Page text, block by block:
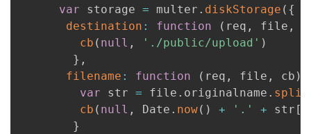
var storage = multer . diskStorage ( {
destination : function ( req , file ,
cb ( null , './public/upload' )
} ,
filename : function ( req , file , cb )
var str = file . originalname . split
cb ( null , Date . now( ) + '.' + str [
}